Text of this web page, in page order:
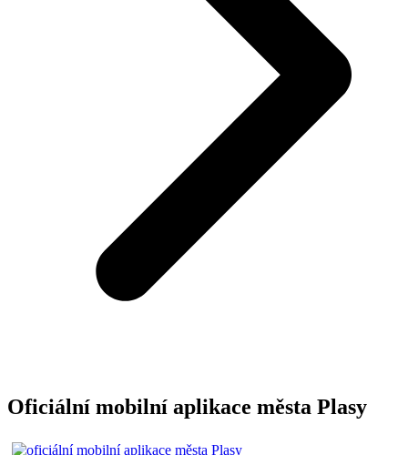
Oficiální mobilní aplikace města Plasy